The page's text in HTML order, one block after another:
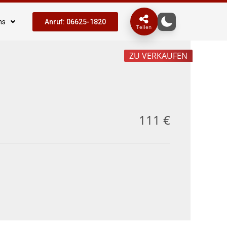
Anruf: 06625-1820
Teilen
ZU VERKAUFEN
111 €